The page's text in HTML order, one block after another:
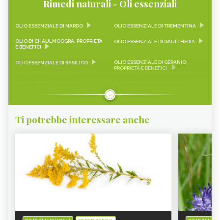
Rimedi naturali - Oli essenziali
OLIO ESSENZIALE DI NARDO OLIO ESSENZIALE DI TREMENTINA
OLIO DI CHAULMOOGRA, PROPRIETÀ
E BENEFICI
OLIO ESSENZIALE DI GAULTHERIA
OLIO ESSENZIALE DI BASILICO
OLIO ESSENZIALE DI GERANIO:
PROPRIETÀ E BENEFICI
OLIO ESSENZIALE DI ROSA
OLIO ESSENZIALE DI CHIODI DI
OLIO ESSENZIALE DI ARANCIO
OLIO ESSENZIALE DI CAMOMILLA
OLIO ESSENZIALE DI ALLORO
OLIO ESSENZIALE DI PINO OLIO ESSENZIALE DI CIPRESSO
OLIO ESSENZIALE DI TIMO ROSSO
OLIO ESSENZIALE DI MIRTO OLIO ESSENZIALE DI ZENZERO
OLIO ESSENZIALE DI NOCE
OLIO ESSENZIALE DI ORIGANO
SATIVA
OLIO ESSENZIALE DI ELICRISO
Ti potrebbe interessare anche